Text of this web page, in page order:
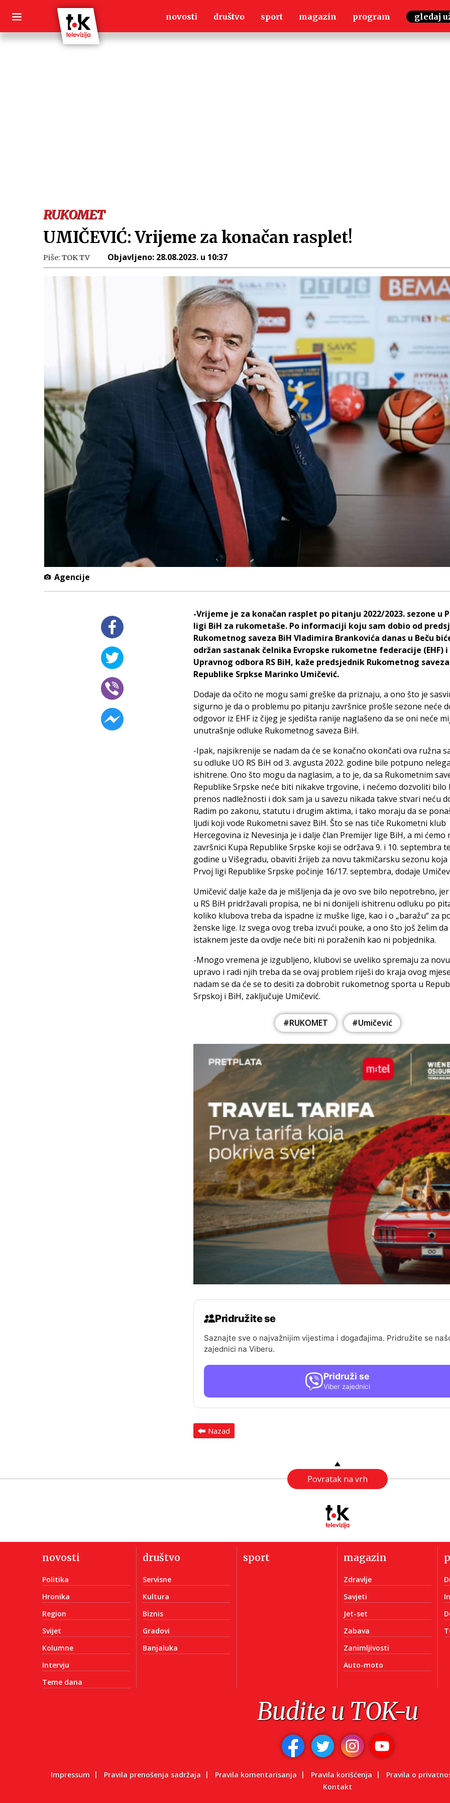
content
novosti društvo sport magazin program gledaj
RUKOMET
UMIČEVIĆ: Vrijeme za konačan rasplet!
Piše: TOK TV Objavljeno: 28.08.2023. u 10:37
Agencije
-Vrijeme je za konačan rasplet po pitanju 2022/2023. sezone u
ligi BiH za rukometaše. Po informaciji koju sam dobio od
Rukometnog saveza BiH Vladimira Brankovića danas u Beču
održan sastanak čelnika Evropske rukometne federacije (EHF)
Upravnog odbora RS BiH, kaže predsjednik Rukometnog saveza
Republike Srpkse Marinko Umičević.
Dodaje da očito ne mogu sami greške da priznaju, a ono što je
sigurno je da o problemu po pitanju završnice prošle sezone neće
odgovor iz EHF iz čijeg je sjedišta ranije naglašeno da se oni neće
unutrašnje odluke Rukometnog saveza BiH.
-Ipak, najsikrenije se nadam da će se konačno okončati ova ružna
su odluke UO RS BiH od 3. avgusta 2022. godine bile potpuno
ishitrene. Ono što mogu da naglasim, a to je, da sa Rukometnim
Republike Srpske neće biti nikakve trgovine, i nećemo dozvoliti bilo
prenos nadležnosti i dok sam ja u savezu nikada takve stvari neću
Radim po zakonu, statutu i drugim aktima, i tako moraju da se
ljudi koji vode Rukometni savez BiH. Što se nas tiče Rukometni klub
Hercegovina iz Nevesinja je i dalje član Premijer lige BiH, a mi ćemo
završnici Кupa Republike Srpske koji se održava 9. i 10. septembra
godine u Višegradu, obaviti žrijeb za novu takmičarsku sezonu koja
Prvoj ligi Republike Srpske počinje 16/17. septembra, dodaje
Umičević dalje kaže da je mišljenja da je ovo sve bilo nepotrebno,
u RS BiH pridržavali propisa, ne bi ni donijeli ishitrenu odluku po
koliko klubova treba da ispadne iz muške lige, kao i o „baražu“ za
ženske lige. Iz svega ovog treba izvući pouke, a ono što još želim da
istaknem jeste da ovdje neće biti ni poraženih kao ni pobjednika.
-Mnogo vremena je izgubljeno, klubovi se uveliko spremaju za
upravo i radi njih treba da se ovaj problem riješi do kraja ovog
nadam se da će se to desiti za dobrobit rukometnog sporta u
Srpskoj i BiH, zaključuje Umičević.
#RUKOMET #Umičević
Pridružite se
Saznajte sve o najvažnijim vijestima i događajima. Pridružite se
zajednici na Viberu.
Pridruži se
Viber zajednici
Nazad
Povratak na vrh
novosti
Politika
Hronika
Region
Svijet
Kolumne
Intervju
Teme dana
društvo
Servisne
Kultura
Biznis
Gradovi
Banjaluka
sport magazin
Zdravlje
Savjeti
Jet-set
Zabava
Zanimljivosti
Auto-moto
Budite u TOK-u
Impressum Pravila prenošenja sadržaja Pravila komentarisanja Pravila korišćenja
Pravila o
Kontakt